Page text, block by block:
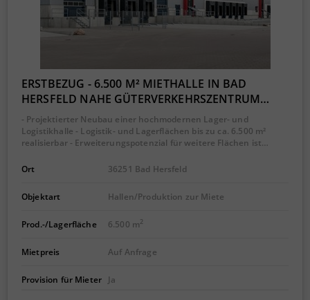
ERSTBEZUG - 6.500 M² MIETHALLE IN BAD
HERSFELD NAHE GÜTERVERKEHRSZENTRUM…
- Projektierter Neubau einer hochmodernen Lager- und
Logistikhalle - Logistik- und Lagerflächen bis zu ca. 6.500 m²
realisierbar - Erweiterungspotenzial für weitere Flächen ist…
Ort 36251 Bad Hersfeld
Objektart Hallen/Produktion zur Miete
Prod.-/Lagerfläche 6.500 m2
Mietpreis Auf Anfrage
Provision für Mieter Ja